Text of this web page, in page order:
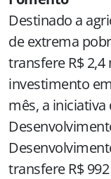
Destinado a
de extrema
transfere R$
investimento
mês, a
transfere R$